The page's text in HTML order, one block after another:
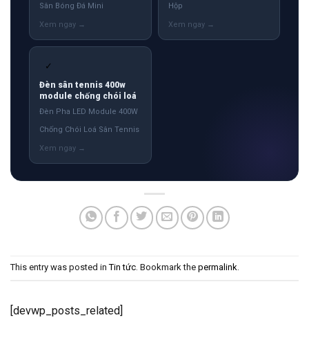
Sân Bóng Đá Mini
Hộp
✓
Đèn sân tennis 400w
module chống chói loá
Đèn Pha LED Module 400W
Chống Chói Loá Sân Tennis
This entry was posted inTin tức. Bookmark the permalink.
[devwp_posts_related]